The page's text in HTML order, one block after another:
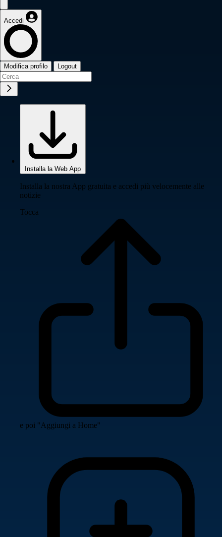
Accedi
Modifica profilo Logout
Installa la Web App
Installa la nostra App gratuita e accedi più velocemente alle
notizie
Tocca
e poi "Aggiungi a Home"